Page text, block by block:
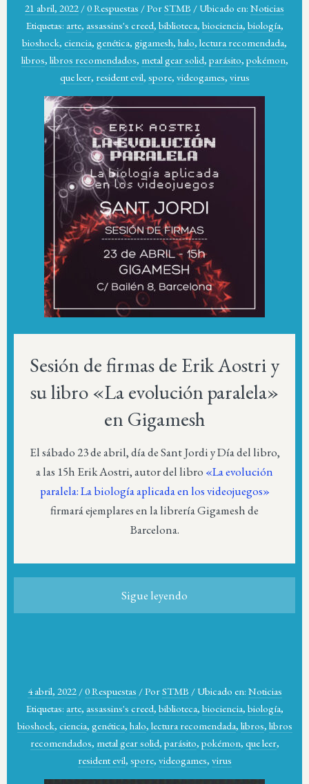
21 abril, 2022 /0 Respuestas /PorSTMB / Ubicado en: Noticias
Etiquetas: arte, assassins's creed, biblioteca, biociencia, biología,
bioshock, ciencia, genética, gigamesh, halo, lectura recomendada,
libros, libros recomendados, metal gear solid, parásito, pokémon,
que leer, resident evil, spore, videogames, virus
Sesión de firmas de Erik Aostri y
su libro «La evolución paralela»
en Gigamesh
El sábado 23 de abril, día de Sant Jordi y Día del libro,
a las 15h Erik Aostri, autor del libro «La evolución
paralela: La biología aplicada en los videojuegos»
firmará ejemplares en la librería Gigamesh de
Barcelona.
Sigue leyendo
4 abril, 2022 /0 Respuestas /PorSTMB / Ubicado en: Noticias
Etiquetas: arte, assassins's creed, biblioteca, biociencia, biología,
bioshock, ciencia, genética, halo, lectura recomendada, libros, libros
recomendados, metal gear solid, parásito, pokémon, que leer,
resident evil, spore, videogames, virus